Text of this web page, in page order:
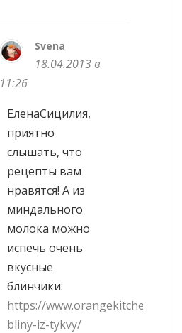
Svena
18.04.2013 в
11:26
ЕленаСицилия,
приятно
слышать, что
рецепты вам
нравятся! А из
миндального
молока можно
испечь очень
вкусные
блинчики:
https://www.orangekitchen.ru/
bliny-iz-tykvy/